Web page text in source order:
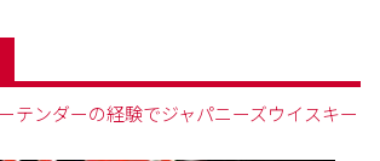
テンダーの経験でジャパニーズウイスキー